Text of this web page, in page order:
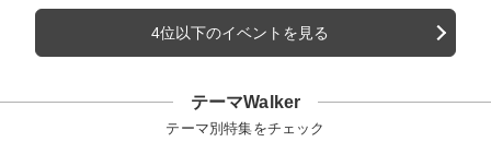
4位以下のイベントを見る
テーマWalker
テーマ別特集をチェック